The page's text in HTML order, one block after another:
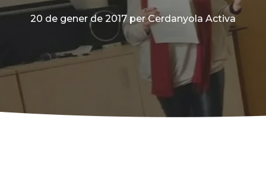
20 de gener de 2017 per Cerdanyola Activa